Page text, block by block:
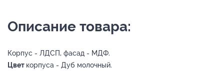
Описание товара:
Корпус - ЛДСП, фасад - МДФ.
Цвет корпуса - Дуб молочный.